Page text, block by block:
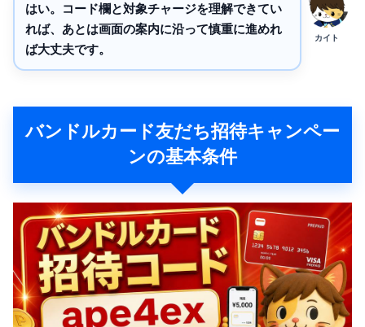
はい。コード欄と対象チャージを理解できてい
れば、あとは画面の案内に沿って慎重に進めれ
ば大丈夫です。
カイト
バンドルカード友だち招待キャンペー
ンの基本条件